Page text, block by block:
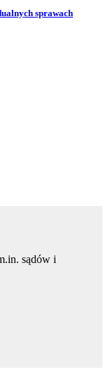
sprawach
sądów i